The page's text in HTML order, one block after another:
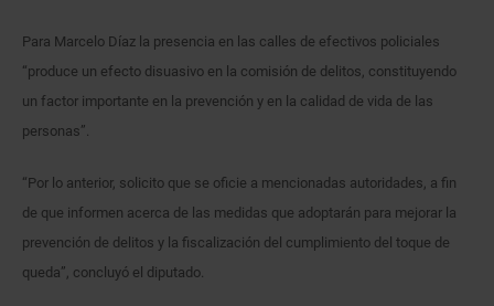
Para Marcelo Díaz la presencia en las calles de efectivos policiales
“produce un efecto disuasivo en la comisión de delitos, constituyendo
un factor importante en la prevención y en la calidad de vida de las
personas”.
“Por lo anterior, solicito que se oficie a mencionadas autoridades, a fin
de que informen acerca de las medidas que adoptarán para mejorar la
prevención de delitos y la fiscalización del cumplimiento del toque de
queda”, concluyó el diputado.